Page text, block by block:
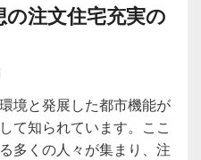
注文住宅充実の
境と発展した都市機能が
て知られています。 ここ
多くの人々が集まり、注